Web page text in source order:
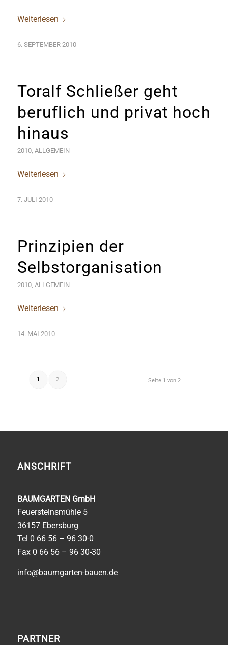
Weiterlesen
6. SEPTEMBER 2010
Toralf Schließer geht
beruflich und privat hoch
hinaus
2010, ALLGEMEIN
Weiterlesen
7. JULI 2010
Prinzipien der
Selbstorganisation
2010, ALLGEMEIN
Weiterlesen
14. MAI 2010
Seite 1 von 2
1 2
ANSCHRIFT
BAUMGARTEN GmbH
Feuersteinsmühle 5
36157 Ebersburg
Tel 0 66 56 – 96 30-0
Fax 0 66 56 – 96 30-30
info@baumgarten-bauen.de
PARTNER